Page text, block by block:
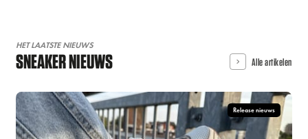
HET LAATSTE NIEUWS
SNEAKER NIEUWS Alle artikelen
Release nieuws